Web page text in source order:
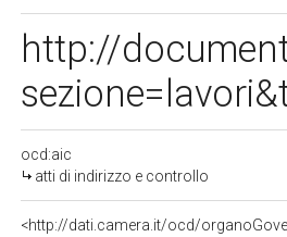
http://
ocd:aic
atti di indirizzo e controllo
<http://dati.camera.it/ocd/